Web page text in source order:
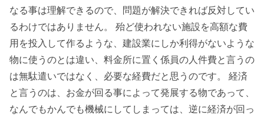
なる事は理解できるので、問題が解決できれば反対してい
るわけではありません。 殆ど使われない施設を高額な費
用を投入して作るような、建設業にしか利得がないような
物に使うのとは違い、料金所に置く係員の人件費と言うの
は無駄遣いではなく、必要な経費だと思うのです。 経済
と言うのは、お金が回る事によって発展する物であって、
なんでもかんでも機械にしてしまっては、逆に経済が回っ